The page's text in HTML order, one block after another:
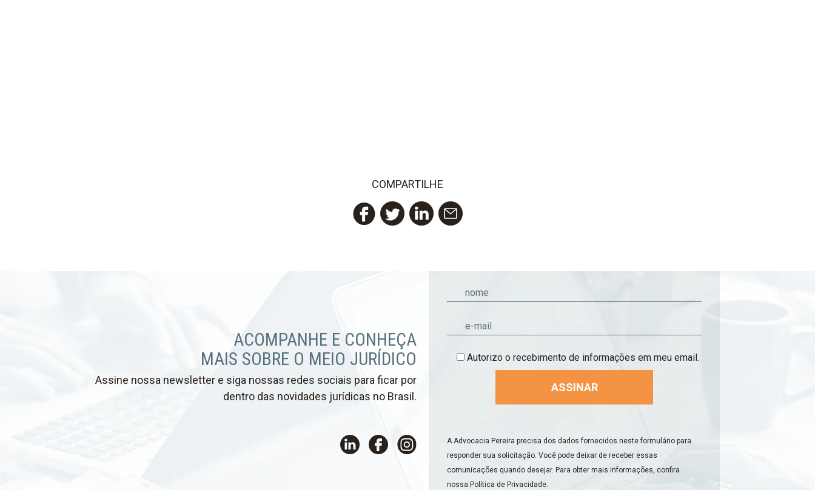
COMPARTILHE
Facebook
TwitterLinkedIn
Email
ACOMPANHE E CONHEÇA
MAIS SOBRE O MEIO JURÍDICO
Assine nossa newsletter e siga nossas redes sociais para ficar por
dentro das novidades jurídicas no Brasil.
Autorizo o recebimento de informações em meu email.
A Advocacia Pereira precisa dos dados fornecidos neste formulário para
responder sua solicitação. Você pode deixar de receber essas
comunicações quando desejar. Para obter mais informações, confira
nossa Política de Privacidade.